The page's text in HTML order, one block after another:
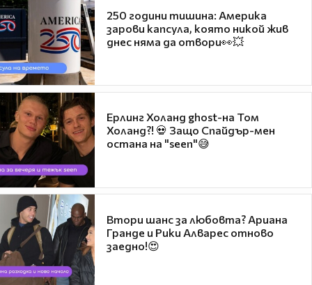
250 години тишина: Америка
зарови капсула, която никой жив
днес няма да отвори👀💥
Ерлинг Холанд ghost-на Том
Холанд?! 💀 Защо Спайдър-мен
остана на "seen"😅
Втори шанс за любовта? Ариана
Гранде и Рики Алварес отново
заедно!😍